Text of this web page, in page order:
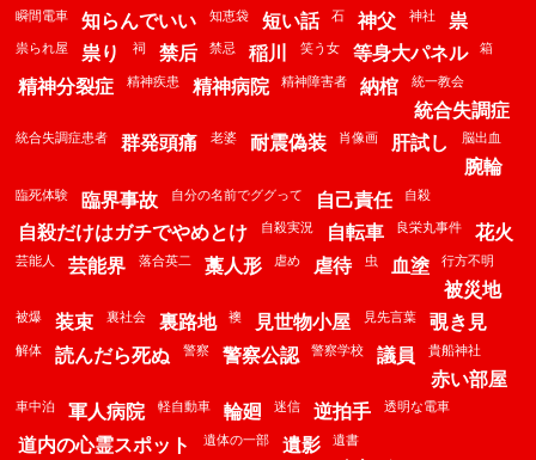
瞬間電車 知らんでいい 知恵袋 短い話 石 神父 神社 祟
祟られ屋 祟り 祠 禁后 禁忌 稲川 笑う女 等身大パネル 箱
精神分裂症 精神疾患 精神病院 精神障害者 納棺 統一教会
統合失調症
統合失調症患者 群発頭痛 老婆 耐震偽装 肖像画 肝試し 脳出血
腕輪
臨死体験 臨界事故 自分の名前でググって 自己責任 自殺
自殺だけはガチでやめとけ 自殺実況 自転車 良栄丸事件 花火
芸能人 芸能界 落合英二 藁人形 虐め 虐待 虫 血塗 行方不明
被災地
被爆 装束 裏社会 裏路地 襖 見世物小屋 見先言葉 覗き見
解体 読んだら死ぬ 警察 警察公認 警察学校 議員 貴船神社
赤い部屋
車中泊 軍人病院 軽自動車 輪廻 迷信 逆拍手 透明な電車
道内の心霊スポット 遺体の一部 遺影 遺書